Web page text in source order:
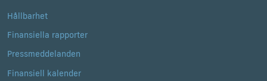
Hållbarhet
Finansiella rapporter
Pressmeddelanden
Finansiell kalender